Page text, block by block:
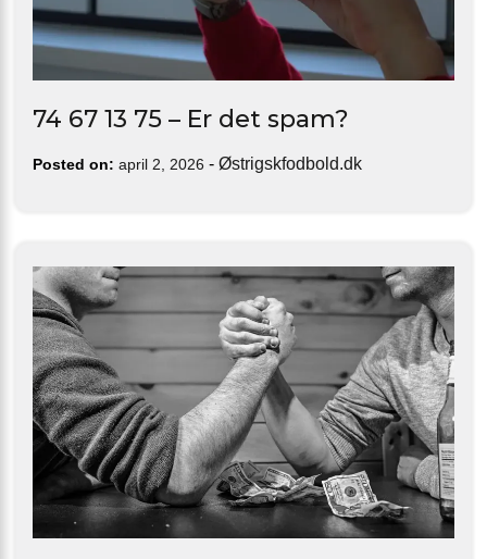
74 67 13 75 – Er det spam?
Posted on: april 2, 2026 - Østrigskfodbold.dk